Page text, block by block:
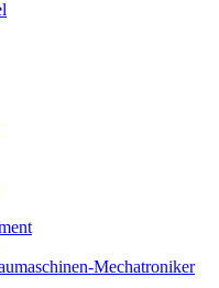
Mechatroniker